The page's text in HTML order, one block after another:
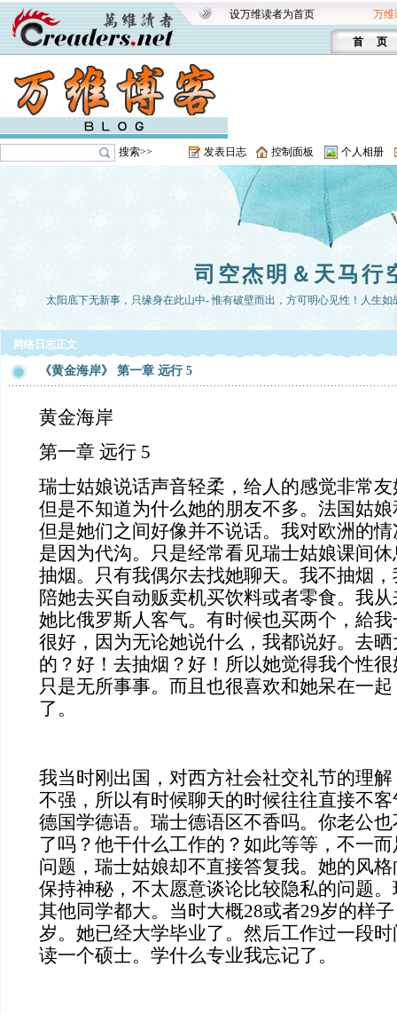
设万维读者为首页 万维
首 页
搜索>> 发表日志 控制面板 个人相册
司空杰明＆天马行
太阳底下无新事，只缘身在此山中- 惟有破壁而出，方可明心见性！人生如
网络日志正文
《黄金海岸》 第一章 远行 5
黄金海岸
第一章 远行 5
瑞士姑娘说话声音轻柔，给人的感觉非常
但是不知道为什么她的朋友不多。法国姑
但是她们之间好像并不说话。我对欧洲的
是因为代沟。只是经常看见瑞士姑娘课间
抽烟。只有我偶尔去找她聊天。我不抽烟
陪她去买自动贩卖机买饮料或者零食。我
她比俄罗斯人客气。有时候也买两个，給
很好，因为无论她说什么，我都说好。去
的？好！去抽烟？好！所以她觉得我个性
只是无所事事。而且也很喜欢和她呆在一
了。
我当时刚出国，对西方社会社交礼节的理
不强，所以有时候聊天的时候往往直接不
德国学德语。瑞士德语区不香吗。你老公
了吗？他干什么工作的？如此等等，不一
问题，瑞士姑娘却不直接答复我。她的风
保持神秘，不太愿意谈论比较隐私的问题
其他同学都大。当时大概28或者29岁的样
岁。她已经大学毕业了。然后工作过一段
读一个硕士。学什么专业我忘记了。